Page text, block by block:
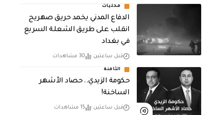
محليات
الدفاع المدني يخمد حريق صهريج
انقلب على طريق الشعلة السريع
في بغداد
قبل ساعتين 30 مشاهدات
الثامنة
حكومة الزيدي.. حصاد الأشهر
الساخنة!
قبل ساعتين 15 مشاهدات